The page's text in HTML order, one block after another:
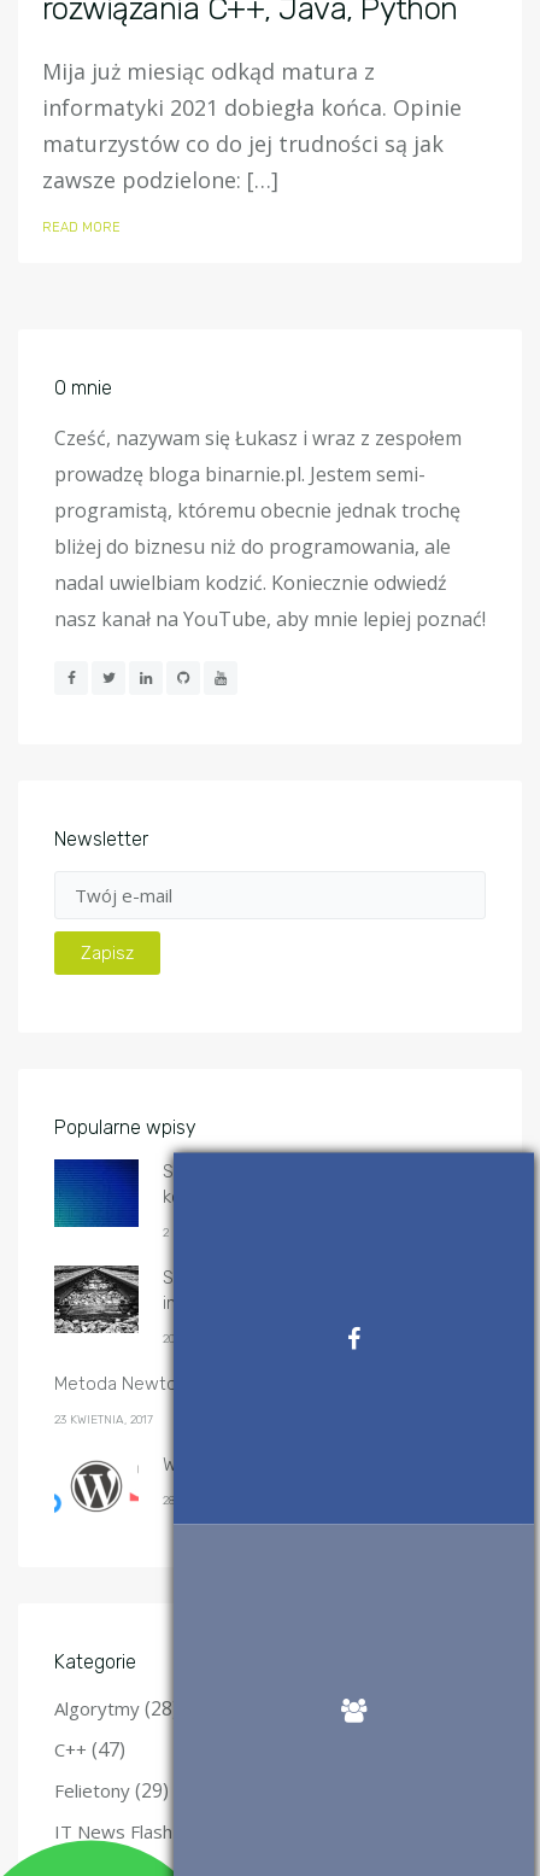
rozwiązania C++, Java, Python
Mija już miesiąc odkąd matura z
informatyki 2021 dobiegła końca. Opinie
maturzystów co do jej trudności są jak
zawsze podzielone: […]
READ MORE
O mnie
Cześć, nazywam się Łukasz i wraz z zespołem
prowadzę bloga binarnie.pl. Jestem semi-
programistą, któremu obecnie jednak trochę
bliżej do biznesu niż do programowania, ale
nadal uwielbiam kodzić. Koniecznie odwiedź
nasz kanał na YouTube, aby mnie lepiej poznać!
Newsletter
Popularne wpisy
System binarny (dwójkowy) –
konwersje
2 KWIETNIA, 2017
Sortowanie przez scalanie – algorytm i
implementacje
20 GRUDNIA, 2019
Metoda Newtona-Raphsona – implementacje
23 KWIETNIA, 2017
Wtyczki WordPress, które polecam
28 SIERPNIA, 2017
Kategorie
Algorytmy (28)
C++ (47)
Felietony (29)
IT News Flash